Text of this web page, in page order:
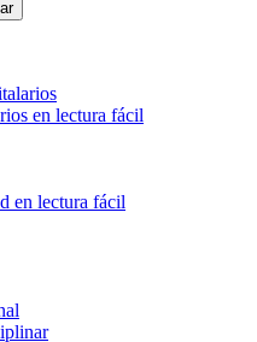
en lectura fácil
en lectura fácil